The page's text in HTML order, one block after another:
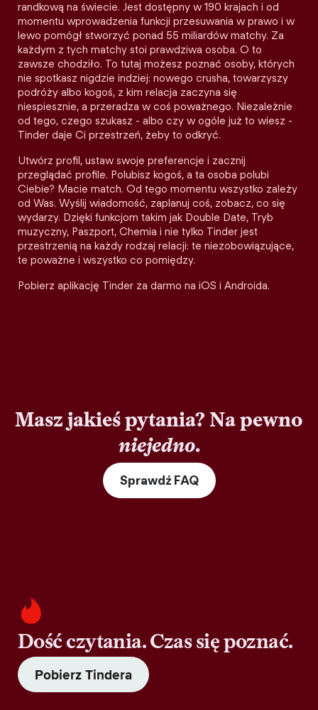
randkową na świecie. Jest dostępny w 190 krajach i od
momentu wprowadzenia funkcji przesuwania w prawo i w
lewo pomógł stworzyć ponad 55 miliardów matchy. Za
każdym z tych matchy stoi prawdziwa osoba. O to
zawsze chodziło. To tutaj możesz poznać osoby, których
nie spotkasz nigdzie indziej: nowego crusha, towarzyszy
podróży albo kogoś, z kim relacja zaczyna się
niespiesznie, a przeradza w coś poważnego. Niezależnie
od tego, czego szukasz - albo czy w ogóle już to wiesz -
Tinder daje Ci przestrzeń, żeby to odkryć.
Utwórz profil, ustaw swoje preferencje i zacznij
przeglądać profile. Polubisz kogoś, a ta osoba polubi
Ciebie? Macie match. Od tego momentu wszystko zależy
od Was. Wyślij wiadomość, zaplanuj coś, zobacz, co się
wydarzy. Dzięki funkcjom takim jak Double Date, Tryb
muzyczny, Paszport, Chemia i nie tylko Tinder jest
przestrzenią na każdy rodzaj relacji: te niezobowiązujące,
te poważne i wszystko co pomiędzy.
Pobierz aplikację Tinder za darmo na iOS i Androida.
Masz jakieś pytania? Na pewno
niejedno.
Sprawdź FAQ
Dość czytania. Czas się poznać.
Pobierz Tindera